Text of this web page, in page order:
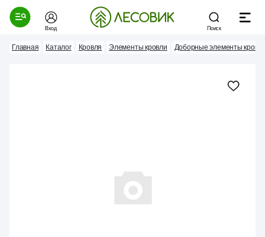
Вход Поиск
Главная Каталог Кровля Элементы кровли Доборные элементы